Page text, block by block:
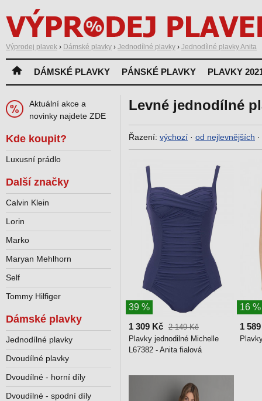
Výprodej plavek › Dámské plavky › Jednodílné plavky › Jednodílné plavky Anita
DÁMSKÉ PLAVKY PÁNSKÉ PLAVKY PLAVKY
Levné jednodílné
Řazení: výchozí · od nejlevnějších ·
39 %
1 309 Kč 2 149 Kč
Plavky jednodilné Michelle
L67382 - Anita fialová
16 %
1
Aktuální akce a
novinky najdete ZDE
Kde koupit?
Luxusní prádlo
Další značky
Calvin Klein
Lorin
Marko
Maryan Mehlhorn
Self
Tommy Hilfiger
Dámské plavky
Jednodílné plavky
Dvoudílné plavky
Dvoudílné - horní díly
Dvoudílné - spodní díly